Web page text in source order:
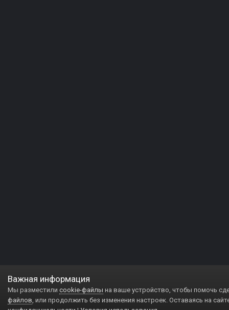
Важная информация
Мы разместили cookie-файлы на ваше устройство, чтобы помочь
файлов, или продолжить без изменения настроек. Оставаясь на